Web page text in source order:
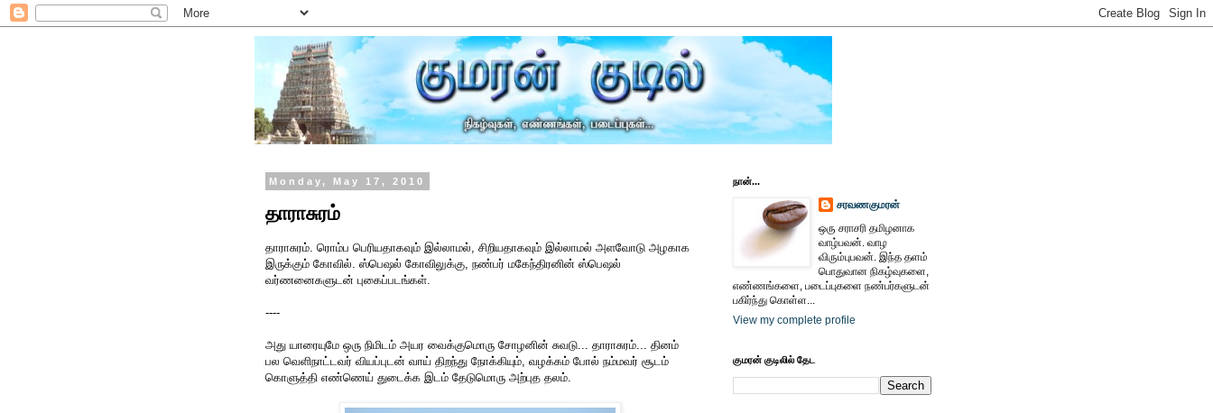
Monday, May 17, 2010
தாராசுரம்
தாராசுரம். ரொம்ப பெரியதாகவும் இல்லாமல், சிறியதாகவும் இல்லாமல் அளவோடு அழகாக
இருக்கும் கோவில். ஸ்பெஷல் கோவிலுக்கு, நண்பர் மகேந்திரனின் ஸ்பெஷல்
வர்ணனைகளுடன் புகைப்படங்கள்.
----
அது யாரையுமே ஒரு நிமிடம் அயர வைக்குமொரு சோழனின் சுவடு... தாராசுரம்... தினம்
பல வெளிநாட்டவர் வியப்புடன் வாய் திறந்து நோக்கியும், வழக்கம் போல் நம்மவர் சூடம்
கொளுத்தி எண்ணெய் துடைக்க இடம் தேடுமொரு அற்புத தலம்.
நான்...
சரவணகுமரன்
ஒரு சராசரி தமிழனாக
வாழ்பவன். வாழ
விரும்புபவன். இந்த தளம்
பொதுவான நிகழ்வுகளை,
எண்ணங்களை, படைப்புகளை நண்பர்களுடன்
பகிர்ந்து கொள்ள...
View my complete profile
குமரன் குடிலில் தேட